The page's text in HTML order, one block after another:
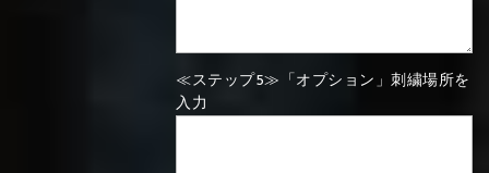
⑳Purple ㉑Violet
≪ステップ5≫「オプション」刺繍場所を
入力